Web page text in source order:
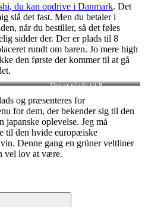
du kan opdrive i Danmark. Det
slå det fast. Men du betaler i
når du bestiller, så det føles
sidder der. Der er plads til 8
rundt om baren. Jo mere high
den første der kommer til at gå
Der er plads til 8
og præsenteres for
for dem, der bekender sig til den
oplevelse. Jeg må
til den hvide europæiske
Denne gang en grüner veltliner
vel lov at være.